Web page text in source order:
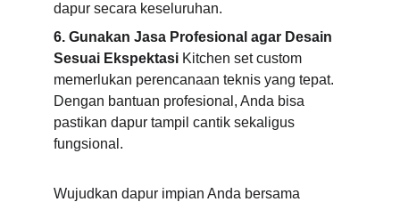
dapur secara keseluruhan.
6. Gunakan Jasa Profesional agar Desain
Sesuai Ekspektasi Kitchen set custom
memerlukan perencanaan teknis yang tepat.
Dengan bantuan profesional, Anda bisa
pastikan dapur tampil cantik sekaligus
fungsional.
Wujudkan dapur impian Anda bersama